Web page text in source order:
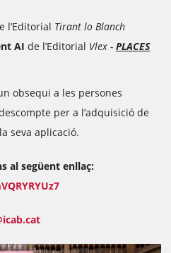
l’Editorial Tirant lo Blanch
AI de l’Editorial Vlex - PLACES
obsequi a les persones
per a l’adquisició de
seva aplicació.
al següent enllaç: